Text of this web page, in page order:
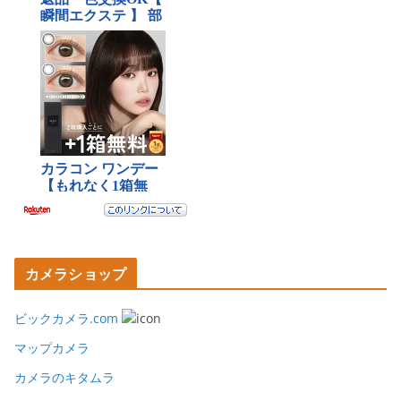
カメラショップ
ビックカメラ.com
マップカメラ
カメラのキタムラ